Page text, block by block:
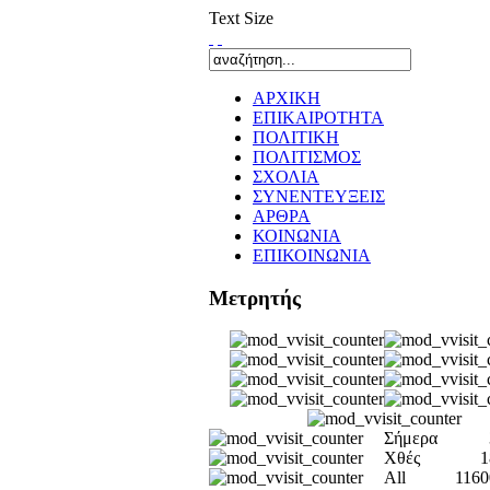
Text Size
ΑΡΧΙΚΗ
ΕΠΙΚΑΙΡΟΤΗΤΑ
ΠΟΛΙΤΙΚΗ
ΠΟΛΙΤΙΣΜΟΣ
ΣΧΟΛΙΑ
ΣΥΝΕΝΤΕΥΞΕΙΣ
ΑΡΘΡΑ
ΚΟΙΝΩΝΙΑ
ΕΠΙΚΟΙΝΩΝΙΑ
Μετρητής
Σήμερα
Χθές
All